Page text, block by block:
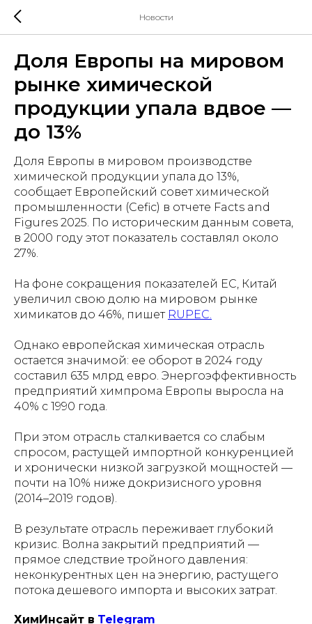
Новости
Доля Европы на мировом
рынке химической
продукции упала вдвое —
до 13%
Доля Европы в мировом производстве
химической продукции упала до 13%,
сообщает Европейский совет химической
промышленности (Cefic) в отчете Facts and
Figures 2025. По историческим данным совета,
в 2000 году этот показатель составлял около
27%.
На фоне сокращения показателей ЕС, Китай
увеличил свою долю на мировом рынке
химикатов до 46%, пишет RUPEC.
Однако европейская химическая отрасль
остается значимой: ее оборот в 2024 году
составил 635 млрд евро. Энергоэффективность
предприятий химпрома Европы выросла на
40% с 1990 года.
При этом отрасль сталкивается со слабым
спросом, растущей импортной конкуренцией
и хронически низкой загрузкой мощностей —
почти на 10% ниже докризисного уровня
(2014–2019 годов).
В результате отрасль переживает глубокий
кризис. Волна закрытий предприятий —
прямое следствие тройного давления:
неконкурентных цен на энергию, растущего
потока дешевого импорта и высоких затрат.
ХимИнсайт в Telegram